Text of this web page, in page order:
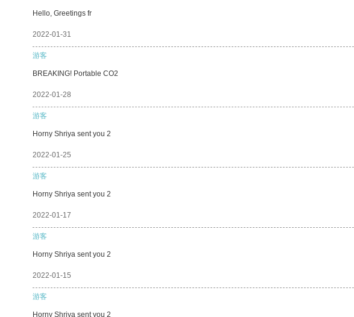
Hello, Greetings fr
2022-01-31
游客
BREAKING! Portable CO2
2022-01-28
游客
Horny Shriya sent you 2
2022-01-25
游客
Horny Shriya sent you 2
2022-01-17
游客
Horny Shriya sent you 2
2022-01-15
游客
Horny Shriya sent you 2